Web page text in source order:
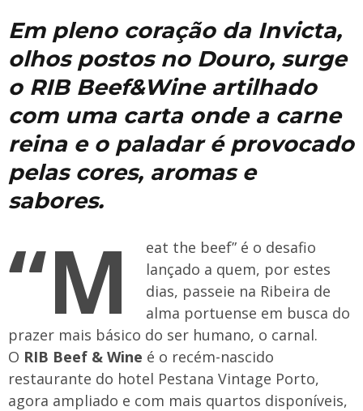
Em pleno coração da Invicta,
olhos postos no Douro, surge
o RIB Beef&Wine artilhado
com uma carta onde a carne
reina e o paladar é provocado
pelas cores, aromas e
sabores.
“M
eat the beef” é o desafio
lançado a quem, por estes
dias, passeie na Ribeira de
alma portuense em busca do
prazer mais básico do ser humano, o carnal.
O RIB Beef & Wine é o recém-nascido
restaurante do hotel Pestana Vintage Porto,
agora ampliado e com mais quartos disponíveis,